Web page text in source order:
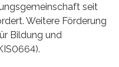
seit
Weitere Förderung
Bildung und